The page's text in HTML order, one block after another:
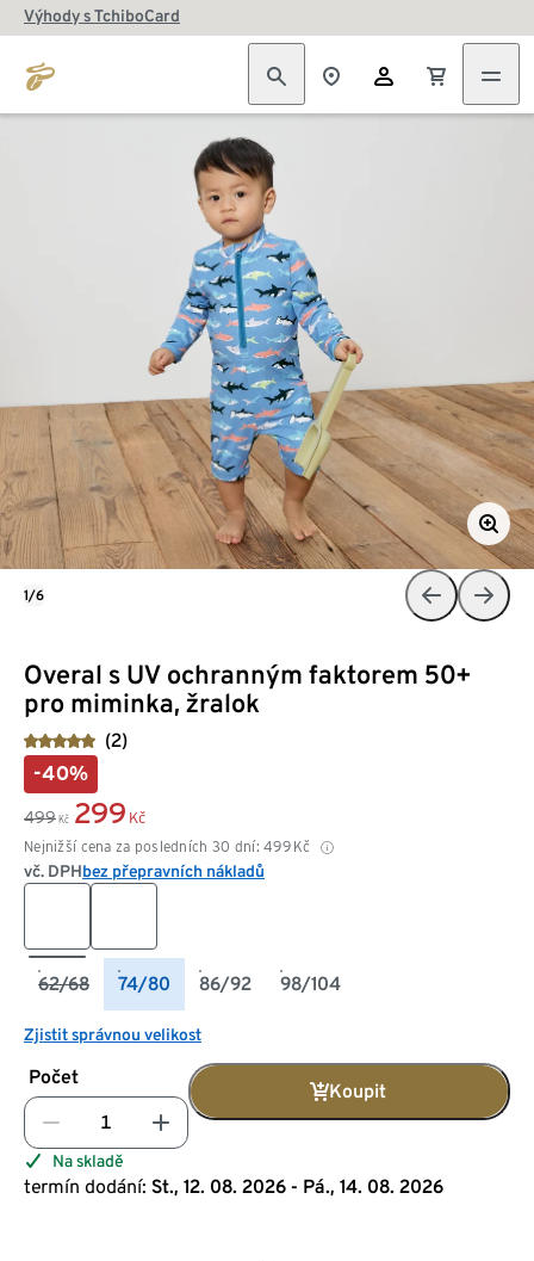
Výhody s TchiboCard
Overal s UV ochranným faktorem 50+
pro miminka, žralok
(2)
-40%
499 Kč 299 Kč
Nejnižší cena za posledních 30 dní: 499 Kč
vč. DPHbez přepravních nákladů
62/68 74/80 86/92 98/104
Zjistit správnou velikost
Počet
Koupit
Na skladě
termín dodání: St., 12. 08. 2026 - Pá., 14. 08. 2026
1/6